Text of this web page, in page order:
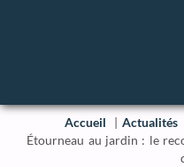
Accueil Actualités
Étourneau au jardin : le